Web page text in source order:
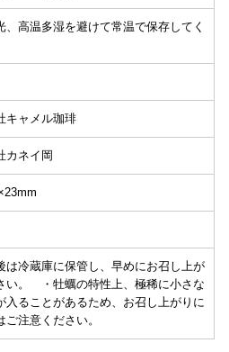
、高温多湿を避けて常温で保存してく
キャメル珈琲
カネイ岡
は冷蔵庫に保管し、早めにお召し上が
い。 ・牡蠣の特性上、極稀に小さな
入ることがあるため、お召し上がりに
ご注意ください。